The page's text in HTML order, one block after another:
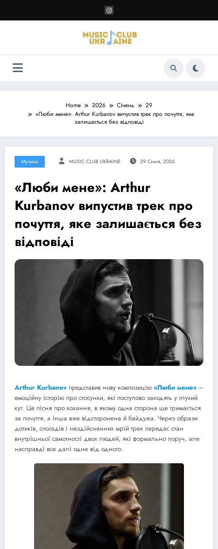
контенту
Home 2026 Січень
29
«Люби мене»: Arthur Kurbanov випустив трек про почуття, яке
залишається без відповіді
Музика MUSIC CLUB UKRAINE 29 Січня, 2026
«Люби мене»: Arthur
Kurbanov випустив трек про
почуття, яке залишається без
відповіді
Arthur Kurbanov представив нову композицію «Люби мене» –
емоційну історію про стосунки, які поступово заходять у глухий
кут. Це пісня про кохання, в якому одна сторона ще тримається
за почуття, а інша вже відсторонена й байдужа. Через образи
дотиків, спогадів і нездійсненних мрій трек передає стан
внутрішньої самотності двох людей, які формально поруч, але
насправді все далі одне від одного.